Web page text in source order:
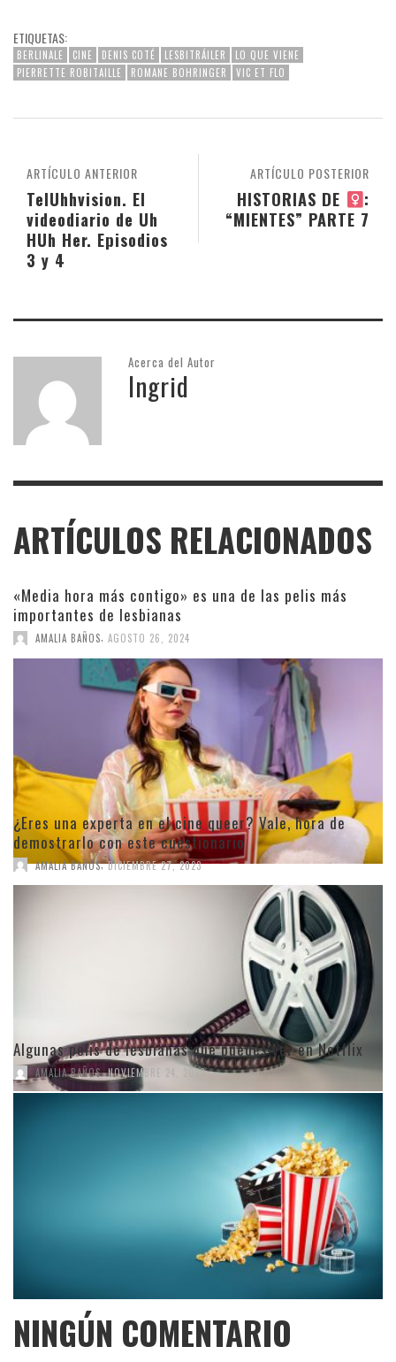
ETIQUETAS:
BERLINALE CINE DENIS COTÉ LESBITRÁILER
LO QUE VIENE
PIERRETTE ROBITAILLE
ROMANE BOHRINGER VIC ET FLO
ARTÍCULO POSTERIOR
HISTORIAS DE
:
“MIENTES” PARTE 7
ARTÍCULO ANTERIOR
TelUhhvision. El
videodiario de Uh
HUh Her. Episodios
3 y 4
Acerca del Autor
Ingrid
ARTÍCULOS RELACIONADOS
«Media hora más contigo» es una de las pelis más
importantes de lesbianas
AMALIA BAÑOS AGOSTO 26, 2024
¿Eres una experta en el cine queer? Vale, hora de
demostrarlo con este cuestionario
AMALIA BAÑOS, DICIEMBRE 27, 2023
Algunas pelis de lesbianas que puedes ver en Netflix
AMALIA BAÑOS, NOVIEMBRE 24, 2022
NINGÚN COMENTARIO